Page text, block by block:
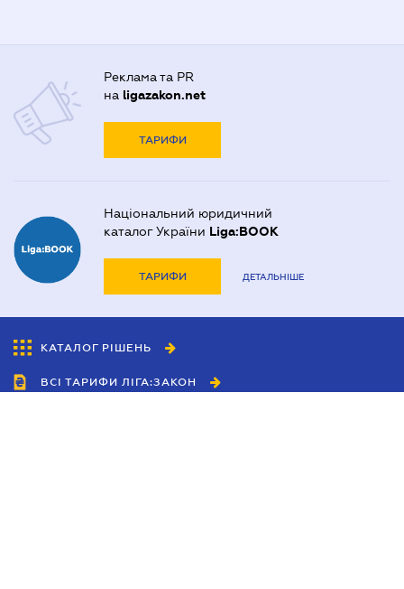
Реклама та PR
на ligazakon.net
ТАРИФИ
Національний юридичний
каталог України Liga:BOOK
ТАРИФИ ДЕТАЛЬНІШЕ
КАТАЛОГ РІШЕНЬ
ВСІ ТАРИФИ ЛІГА:ЗАКОН